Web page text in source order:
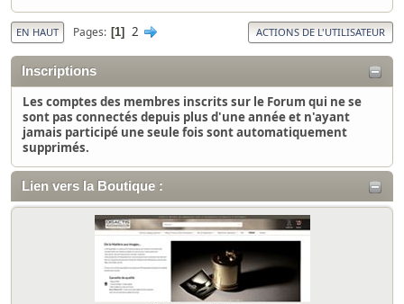
Inscriptions
Les comptes des membres inscrits sur le Forum qui ne se
sont pas connectés depuis plus d'une année et n'ayant
jamais participé une seule fois sont automatiquement
supprimés.
Lien vers la Boutique :
EN HAUT Pages 1 2 ACTIONS DE L'UTILISATEUR